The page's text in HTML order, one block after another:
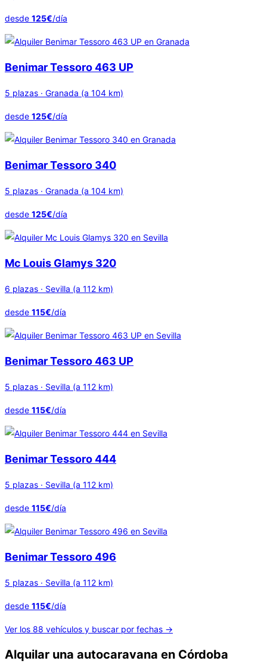
desde 125€/día
Benimar Tessoro 463 UP
5 plazas · Granada (a 104 km)
desde 125€/día
Benimar Tessoro 340
5 plazas · Granada (a 104 km)
desde 125€/día
Mc Louis Glamys 320
6 plazas · Sevilla (a 112 km)
desde 115€/día
Benimar Tessoro 463 UP
5 plazas · Sevilla (a 112 km)
desde 115€/día
Benimar Tessoro 444
5 plazas · Sevilla (a 112 km)
desde 115€/día
Benimar Tessoro 496
5 plazas · Sevilla (a 112 km)
desde 115€/día
Ver los 88 vehículos y buscar por fechas →
Alquilar una autocaravana en Córdoba